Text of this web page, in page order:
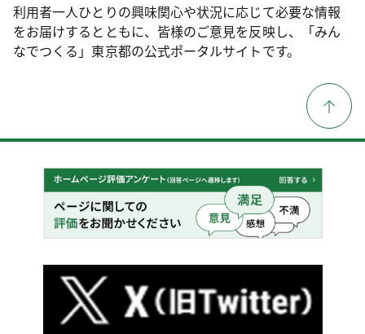
利用者一人ひとりの興味関心や状況に応じて必要な情報
をお届けするとともに、皆様のご意見を反映し、「みん
なでつくる」東京都の公式ポータルサイトです。